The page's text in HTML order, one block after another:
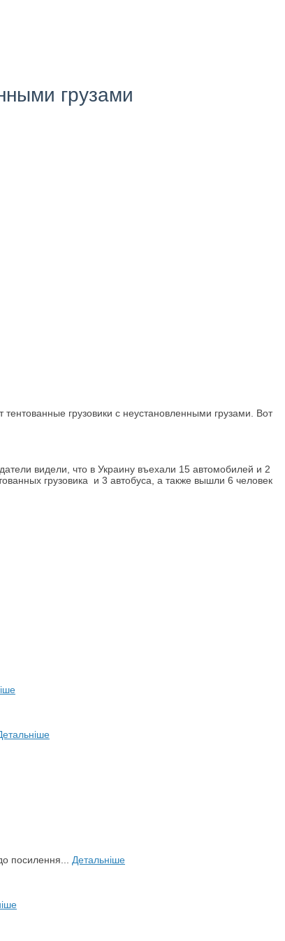
грузами
грузовики с неустановленными грузами. Вот
видели, что в Украину въехали 15 автомобилей и 2
грузовика и 3 автобуса, а также вышли 6 человек
посилення... Детальніше